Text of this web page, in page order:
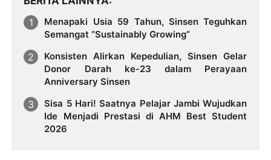
Menapaki Usia 59 Tahun, Sinsen Teguhkan
Semangat “Sustainably Growing”
Konsisten Alirkan Kepedulian, Sinsen Gelar
Donor Darah ke-23 dalam Perayaan
Anniversary Sinsen
Sisa 5 Hari! Saatnya Pelajar Jambi Wujudkan
Ide Menjadi Prestasi di AHM Best Student
2026